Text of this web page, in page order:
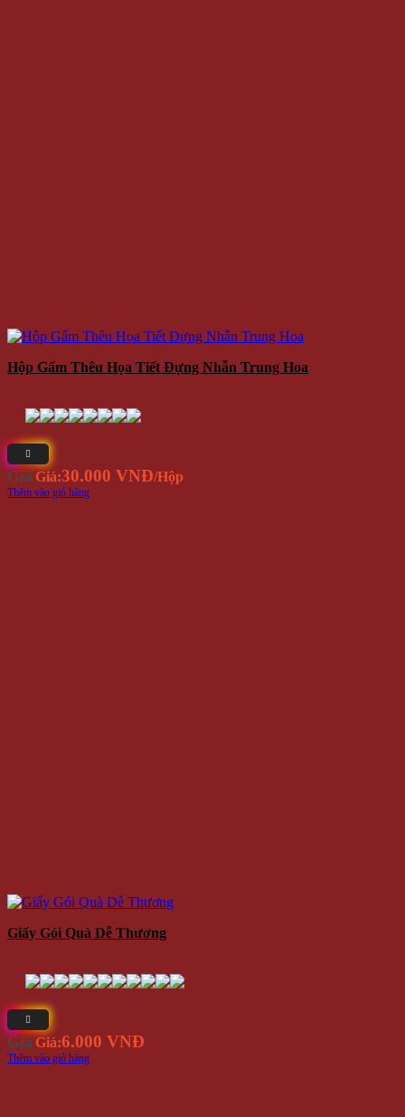
Hộp Gấm Thêu Họa Tiết Đựng Nhẫn Trung Hoa
Giá Giá:30.000 VNĐ/Hộp
Thêm vào giỏ hàng
Giấy Gói Quà Dễ Thương
Giá Giá:6.000 VNĐ
Thêm vào giỏ hàng